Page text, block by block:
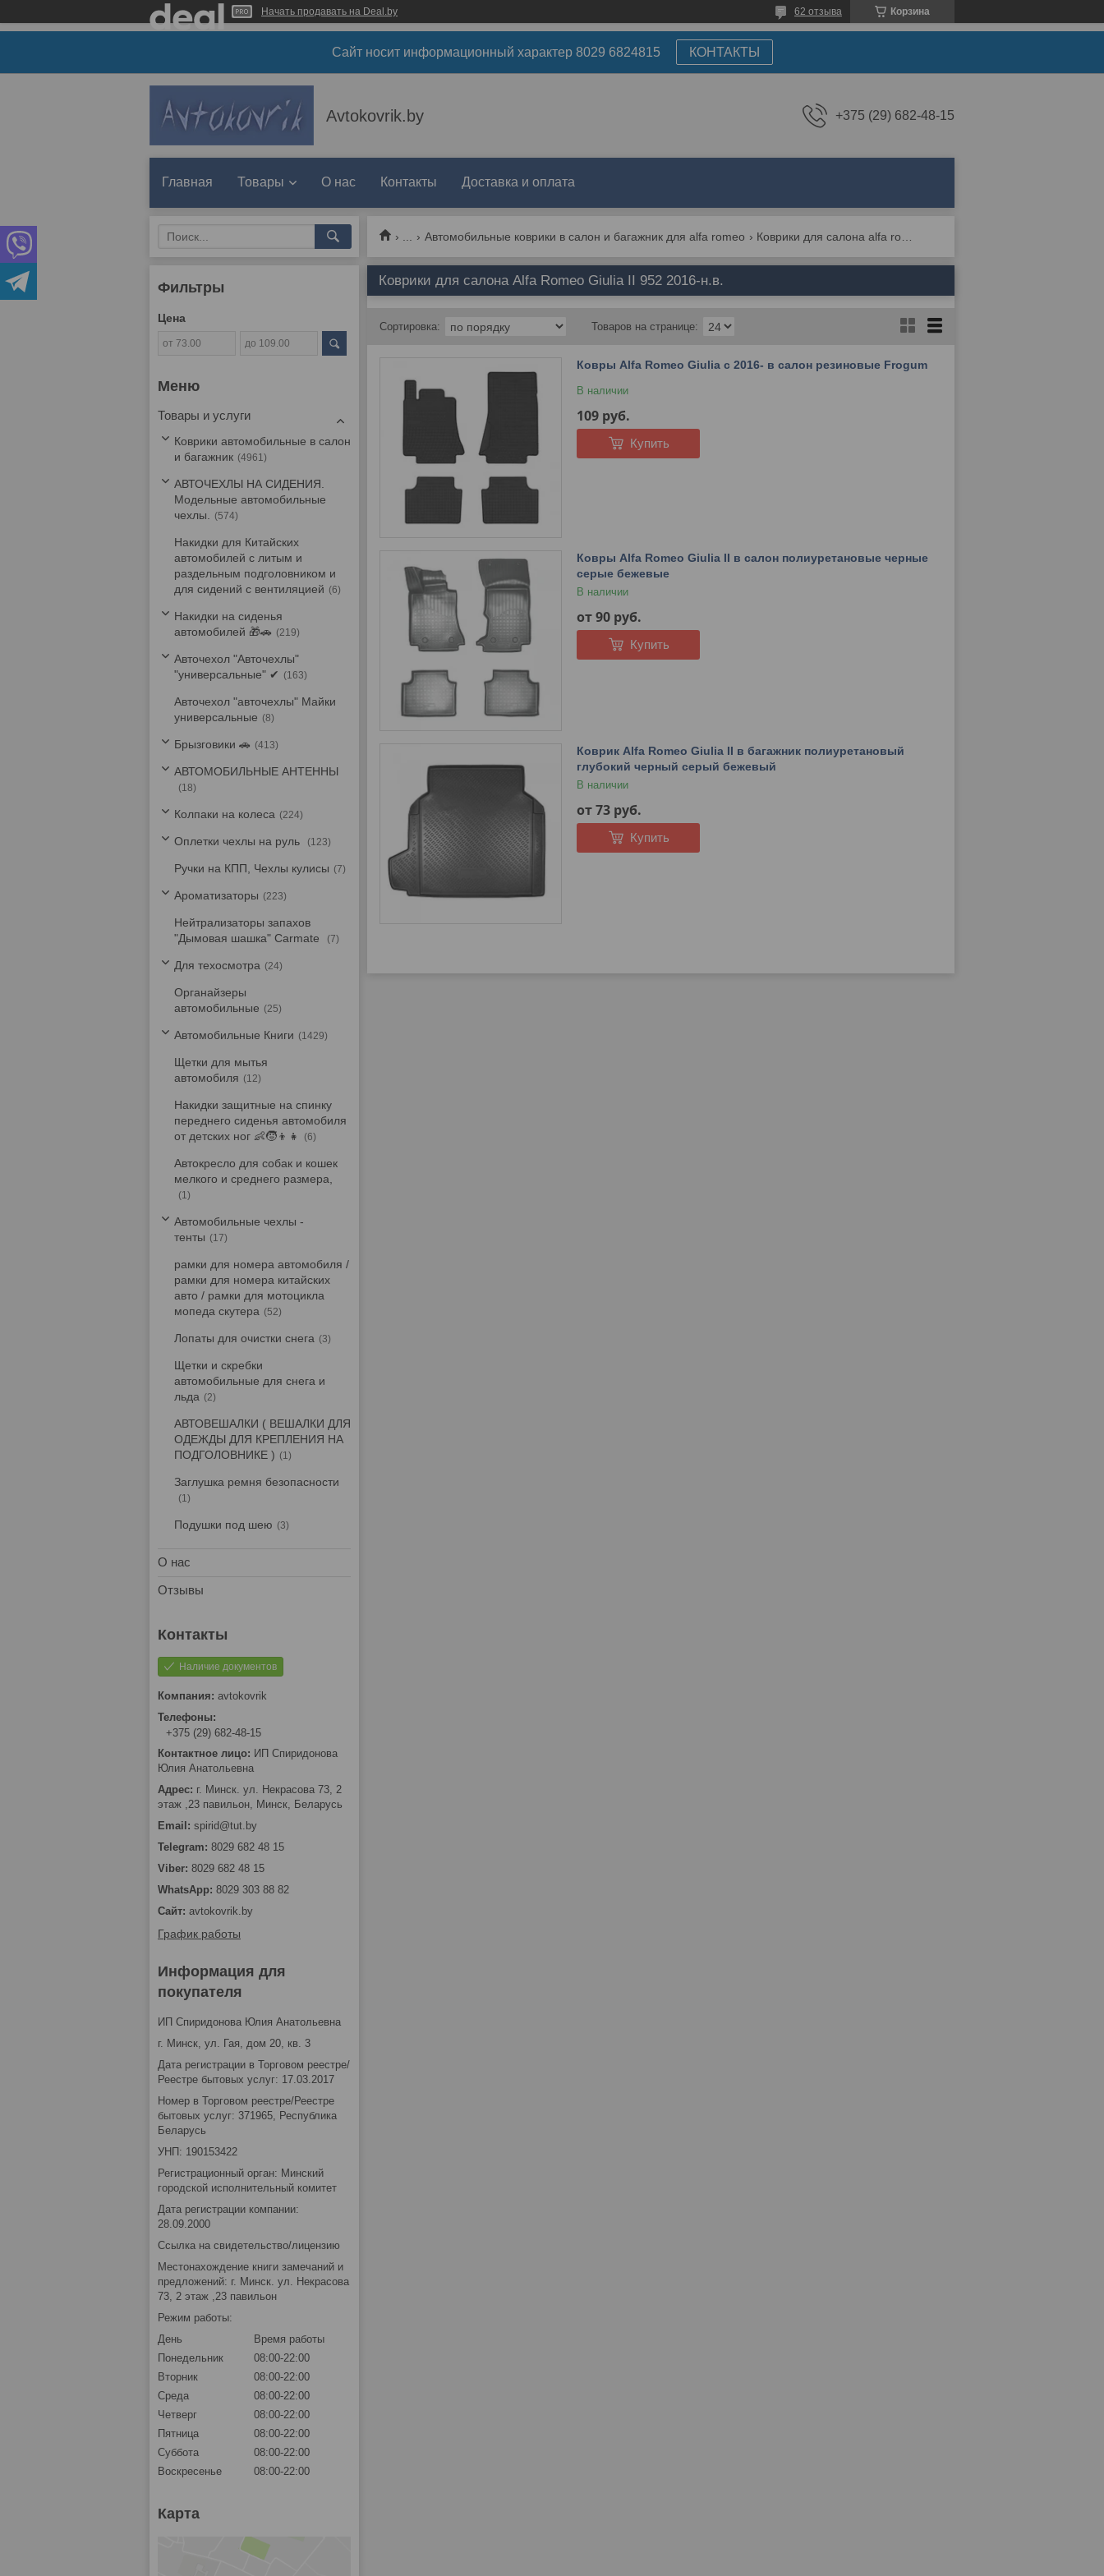
Начать продавать на Deal.by Корзина
62 отзыва
Сайт носит информационный характер 8029 6824815 КОНТАКТЫ
Avtokovrik.by +375 (29) 682-48-15
Главная Товары О нас Контакты Доставка и оплата
Автомобильные коврики в салон и багажник для alfa romeo
Коврики для салона Alfa Romeo Giulia II 952 2016-н.в.
Ковры Alfa Romeo Giulia с 2016- в салон резиновые Frogum
В наличии
109 руб.
Купить
Ковры Alfa Romeo Giulia II в салон полиуретановые черные
серые бежевые
В наличии
от 90 руб.
Купить
Коврик Alfa Romeo Giulia II в багажник полиуретановый
глубокий черный серый бежевый
В наличии
от 73 руб.
Купить
Фильтры
Цена
Товары и услуги
Коврики автомобильные в салон
и багажник
4961
АВТОЧЕХЛЫ НА СИДЕНИЯ.
Модельные автомобильные
чехлы.
574
Накидки для Китайских
автомобилей с литым и
раздельным подголовником и
для сидений с вентиляцией
6
Накидки на сиденья
автомобилей 🎁🚗
219
Авточехол "Авточехлы"
"универсальные" ✔
163
Авточехол "авточехлы" Майки
универсальные
8
Брызговики 🚗 413
АВТОМОБИЛЬНЫЕ АНТЕННЫ
18
Колпаки на колеса 224
Оплетки чехлы на руль 123
Ручки на КПП, Чехлы кулисы 7
Ароматизаторы 223
Нейтрализаторы запахов
"Дымовая шашка" Carmate
7
Для техосмотра 24
Органайзеры
автомобильные
25
Автомобильные Книги 1429
Щетки для мытья
автомобиля
12
Накидки защитные на спинку
переднего сиденья автомобиля
от детских ног 👶🧒👦👧
6
Автокресло для собак и кошек
мелкого и среднего размера,
1
Автомобильные чехлы -
тенты
17
рамки для номера автомобиля /
рамки для номера китайских
авто / рамки для мотоцикла
мопеда скутера
52
Лопаты для очистки снега 3
Щетки и скребки
автомобильные для снега и
льда
2
АВТОВЕШАЛКИ ( ВЕШАЛКИ ДЛЯ
ОДЕЖДЫ ДЛЯ КРЕПЛЕНИЯ НА
ПОДГОЛОВНИКЕ )
1
Заглушка ремня безопасности
1
Подушки под шею 3
О нас
Отзывы
Наличие документов
avtokovrik
+375 (29) 682-48-15
ИП Спиридонова
Юлия Анатольевна
г. Минск. ул. Некрасова 73, 2
этаж ,23 павильон, Минск, Беларусь
spirid@tut.by
8029 682 48 15
8029 682 48 15
8029 303 88 82
avtokovrik.by
График работы
Информация для
покупателя
ИП Спиридонова Юлия Анатольевна
г. Минск, ул. Гая, дом 20, кв. 3
Дата регистрации в Торговом реестре/
Реестре бытовых услуг: 17.03.2017
Номер в Торговом реестре/Реестре
бытовых услуг: 371965, Республика
Беларусь
УНП: 190153422
Регистрационный орган: Минский
городской исполнительный комитет
Дата регистрации компании:
28.09.2000
Ссылка на свидетельство/лицензию
Местонахождение книги замечаний и
предложений: г. Минск. ул. Некрасова
73, 2 этаж ,23 павильон
Режим работы:
День
Время работы
Понедельник
08:00-22:00
Вторник
08:00-22:00
Среда
08:00-22:00
Четверг
08:00-22:00
Пятница
08:00-22:00
Суббота
08:00-22:00
Воскресенье
08:00-22:00
Карта